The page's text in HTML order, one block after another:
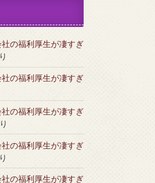
の福利厚生が凄すぎ
の福利厚生が凄すぎ
の福利厚生が凄すぎ
の福利厚生が凄すぎ
の福利厚生が凄すぎ